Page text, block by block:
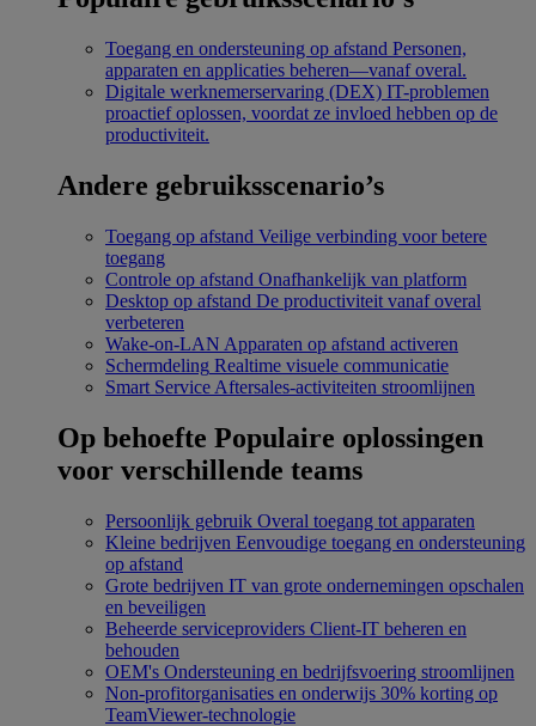
Toegang en ondersteuning op afstand Personen,
apparaten en applicaties beheren—vanaf overal.
Digitale werknemerservaring (DEX) IT-problemen
proactief oplossen, voordat ze invloed hebben op de
productiviteit.
Andere gebruiksscenario’s
Toegang op afstand Veilige verbinding voor betere
toegang
Controle op afstand Onafhankelijk van platform
Desktop op afstand De productiviteit vanaf overal
verbeteren
Wake-on-LAN Apparaten op afstand activeren
Schermdeling Realtime visuele communicatie
Smart Service Aftersales-activiteiten stroomlijnen
Op behoefte Populaire oplossingen
voor verschillende teams
Persoonlijk gebruik Overal toegang tot apparaten
Kleine bedrijven Eenvoudige toegang en ondersteuning
op afstand
Grote bedrijven IT van grote ondernemingen opschalen
en beveiligen
Beheerde serviceproviders Client-IT beheren en
behouden
OEM's Ondersteuning en bedrijfsvoering stroomlijnen
Non-profitorganisaties en onderwijs 30% korting op
TeamViewer-technologie